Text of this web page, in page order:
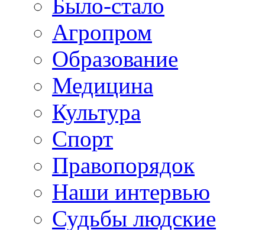
Было-стало
Агропром
Образование
Медицина
Культура
Спорт
Правопорядок
Наши интервью
Судьбы людские